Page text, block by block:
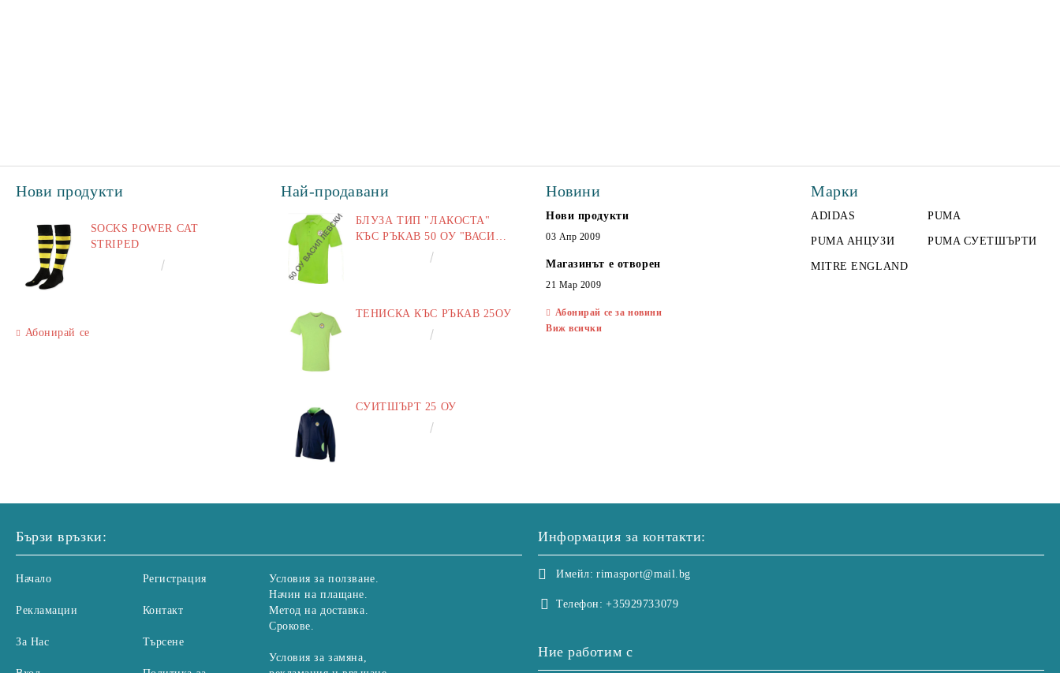
Нови продукти
SOCKS POWER CAT
STRIPED
Абонирай се
Най-продавани
БЛУЗА ТИП "ЛАКОСТА"
КЪС РЪКАВ 50 ОУ "ВАСИЛ
ТЕНИСКА КЪС РЪКАВ 25ОУ
СУИТШЪРТ 25 ОУ
Новини
Нови продукти
03 Апр 2009
Магазинът е отворен
21 Мар 2009
Абонирай се за новини
Виж всички
Марки
ADIDAS PUMA
PUMA АНЦУЗИ PUMA СУЕТШЪРТИ
MITRE ENGLAND
Бързи връзки:
Начало
Рекламации
За Нас
Регистрация
Контакт
Търсене
Условия за ползване.
Начин на плащане.
Метод на доставка.
Срокове.
Условия за замяна,
Информация за контакти:
Имейл: rimasport@mail.bg
Телефон: +35929733079
Ние работим с